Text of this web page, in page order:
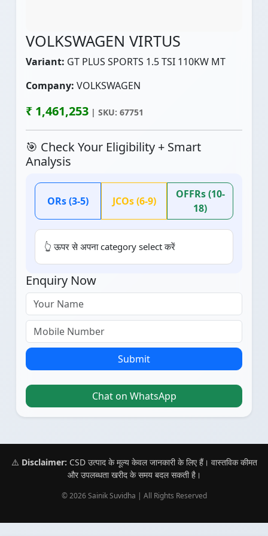
VOLKSWAGEN VIRTUS
Variant: GT PLUS SPORTS 1.5 TSI 110KW MT
Company: VOLKSWAGEN
₹ 1,461,253 | SKU: 67751
🎯 Check Your Eligibility + Smart
Analysis
ORs (3-5) JCOs (6-9)
OFFRs (10-
18)
👆 ऊपर से अपना category select करें
Enquiry Now
Submit
Chat on WhatsApp
⚠️ Disclaimer: CSD उत्पाद के मूल्य केवल जानकारी के लिए हैं। वास्तविक कीमत
और उपलब्धता खरीद के समय बदल सकती है।
© 2026 Sainik Suvidha | All Rights Reserved